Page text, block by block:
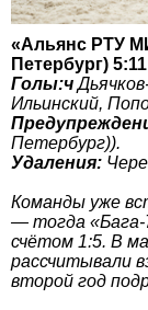
«Альянс РТУ
Петербург)
Голы:ч
Ильинский,
Петербург)).
Удаления:
Команды уже
— тогда
счётом 1:5. В
рассчитывали
второй год